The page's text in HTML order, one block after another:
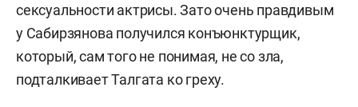
сексуальности актрисы. Зато очень правдивым
у Сабирзянова получился конъюнктурщик,
который, сам того не понимая, не со зла,
подталкивает Талгата ко греху.